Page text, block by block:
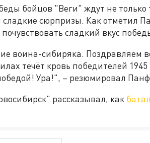
бойцов "Веги" ждут не
сюрпризы. Как отметил
сладкий вкус
воина-сибиряка. Поздравляем
течёт кровь победителей 1945
Ура!", – резюмировал
рассказывал, как